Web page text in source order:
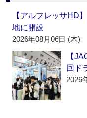
【アルフレッサHD
地に開設
2026年08月06日 (木)
【
回ド
2026